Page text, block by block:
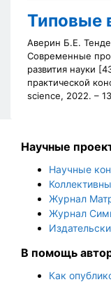
Типовые
Аверин Б.Е.
Современные
развития науки
практической
science, 2022. –
Научные
Научные
Журнал
Журнал
В помощь
Как